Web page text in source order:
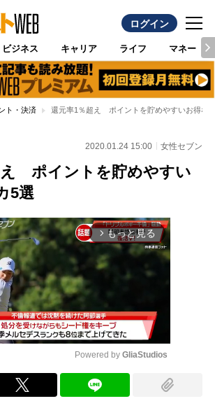
ログイン
ビジネス キャリア ライフ マネー
ト・決済 還元率1％超え ポイントを貯めやすいお得な
2020.01.24 15:00 女性セブン
え ポイントを貯めやすい
5選
arrow_forward_ios もっと見る
Powered by GliaStudios